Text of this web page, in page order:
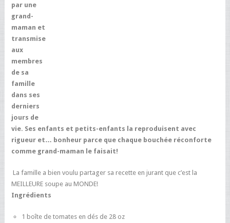
par une
grand-
maman et
transmise
aux
membres
de sa
famille
dans ses
derniers
jours de
vie. Ses enfants et petits-enfants la reproduisent avec
rigueur et… bonheur parce que chaque bouchée réconforte
comme grand-maman le faisait!
La famille a bien voulu partager sa recette en jurant que c’est la
MEILLEURE soupe au MONDE!
Ingrédients
1 boîte de tomates en dés de 28 oz